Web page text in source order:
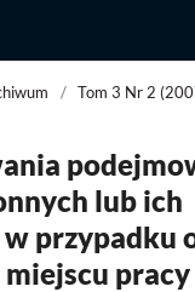
Socjologii
/ Tom 3 Nr 2
lub ich
przypadku
pracy